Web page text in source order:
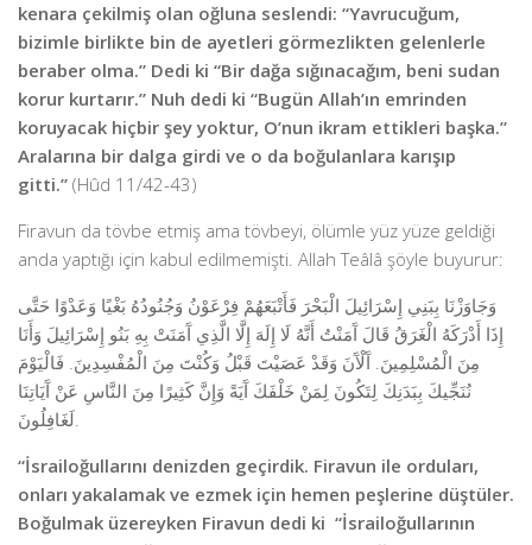
kenara çekilmiş olan oğluna seslendi: “Yavrucuğum,
bizimle birlikte bin de ayetleri görmezlikten gelenlerle
beraber olma.” Dedi ki “Bir dağa sığınacağım, beni sudan
korur kurtarır.” Nuh dedi ki “Bugün Allah’ın emrinden
koruyacak hiçbir şey yoktur, O’nun ikram ettikleri başka.”
Aralarına bir dalga girdi ve o da boğulanlara karışıp
gitti.” (Hûd 11/42-43)
Firavun da tövbe etmiş ama tövbeyi, ölümle yüz yüze geldiği
anda yaptığı için kabul edilmemişti. Allah Teâlâ şöyle buyurur:
وَجَاوَزْنَا بِبَنِي إِسْرَائِيلَ الْبَحْرَ فَأَتْبَعَهُمْ فِرْعَوْنُ وَجُنُودُهُ بَغْيًا وَعَدْوًا حَتَّى
إِذَا أَدْرَكَهُ الْغَرَقُ قَالَ آَمَنْتُ أَنَّهُ لَا إِلَهَ إِلَّا الَّذِي آَمَنَتْ بِهِ بَنُو إِسْرَائِيلَ وَأَنَا
مِنَ الْمُسْلِمِينَ. آَلْآَنَ وَقَدْ عَصَيْتَ قَبْلُ وَكُنْتَ مِنَ الْمُفْسِدِينَ. فَالْيَوْمَ
نُنَجِّيكَ بِبَدَنِكَ لِتَكُونَ لِمَنْ خَلْفَكَ آَيَةً وَإِنَّ كَثِيرًا مِنَ النَّاسِ عَنْ آَيَاتِنَا
لَغَافِلُونَ.
“İsrailoğullarını denizden geçirdik. Firavun ile orduları,
onları yakalamak ve ezmek için hemen peşlerine düştüler.
Boğulmak üzereyken Firavun dedi ki “İsrailoğullarının